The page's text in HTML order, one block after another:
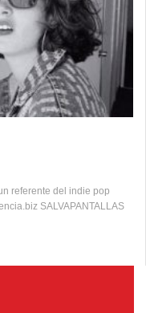
referente del indie pop
SALVAPANTALLAS